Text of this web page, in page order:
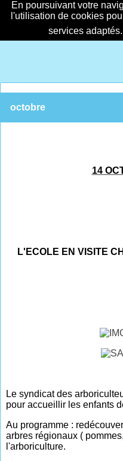
En poursuivant votre
l'utilisation de cookies
services adaptés.
octobre
14
L'ECOLE EN VISITE
Le syndicat des
pour accueillir les enfants
Au programme :
arbres régionaux (
l'arboriculture.